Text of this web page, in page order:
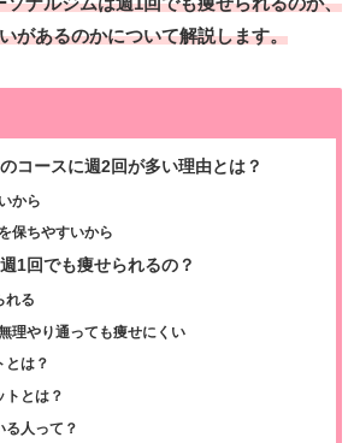
があるのかについて解説します。
コースに週2回が多い理由とは？
から
保ちやすいから
1回でも痩せられるの？
れる
理やり通っても痩せにくい
とは？
トとは？
る人って？